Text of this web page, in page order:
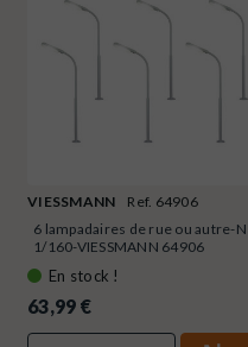
VIESSMANN
Ref. 64906
6 lampadaires de rue ou autre-N
1/160-VIESSMANN 64906
En stock !
63,99 €